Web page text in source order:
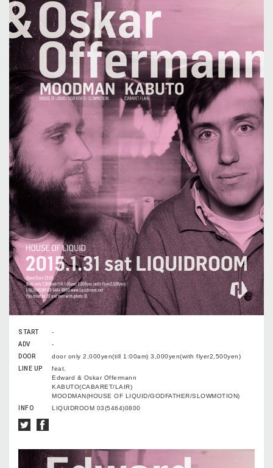
START
-
ADV
-
DOOR
door only 2,000yen(till 1:00am) 3,000yen(with flyer2,500yen)
LINE UP
feat.
Edward & Oskar Offermann
KABUTO(CABARET/LAIR)
MOODMAN(HOUSE OF LIQUID/GODFATHER/SLOWMOTION)
INFO
LIQUIDROOM 03(5464)0800